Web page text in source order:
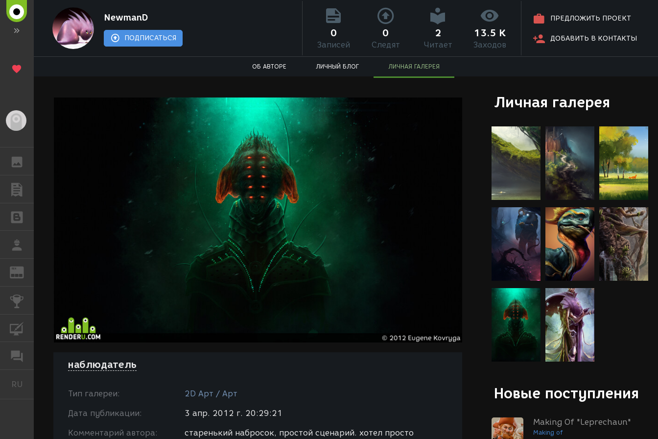
REN
RU
NewmanD
ПОДПИСАТЬСЯ
ПРЕДЛОЖИТЬ ПРОЕКТ
ДОБАВИТЬ В КОНТАКТЫ
0
Записей
0
Следят
2
Читает
13.5 K
Заходов
ОБ АВТОРЕ ЛИЧНЫЙ БЛОГ ЛИЧНАЯ ГАЛЕРЕЯ
Личная галерея
Новые поступления
Making Of "Leprechaun"
Making of
наблюдатель
Тип галереи: 2D Арт / Арт
Дата публикации: 3 апр. 2012 г. 20:29:21
Комментарий автора: старенький набросок, простой сценарий. хотел просто